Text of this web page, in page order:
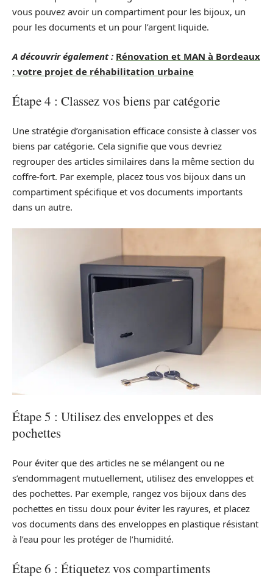
vous pouvez avoir un compartiment pour les bijoux, un
pour les documents et un pour l’argent liquide.
A découvrir également : Rénovation et MAN à Bordeaux
: votre projet de réhabilitation urbaine
Étape 4 : Classez vos biens par catégorie
Une stratégie d’organisation efficace consiste à classer vos
biens par catégorie. Cela signifie que vous devriez
regrouper des articles similaires dans la même section du
coffre-fort. Par exemple, placez tous vos bijoux dans un
compartiment spécifique et vos documents importants
dans un autre.
Étape 5 : Utilisez des enveloppes et des
pochettes
Pour éviter que des articles ne se mélangent ou ne
s’endommagent mutuellement, utilisez des enveloppes et
des pochettes. Par exemple, rangez vos bijoux dans des
pochettes en tissu doux pour éviter les rayures, et placez
vos documents dans des enveloppes en plastique résistant
à l’eau pour les protéger de l’humidité.
Étape 6 : Étiquetez vos compartiments